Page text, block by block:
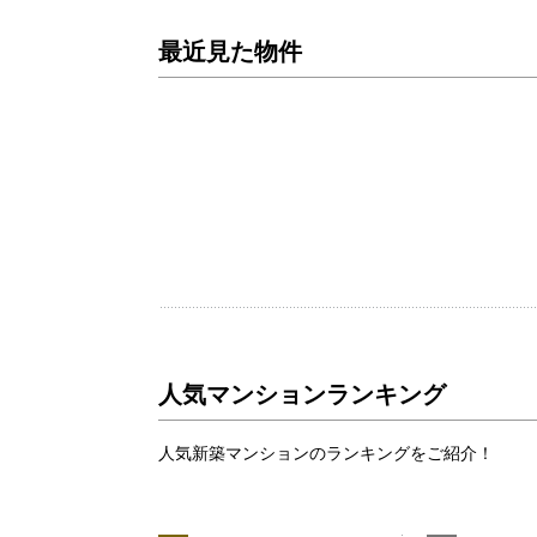
最近見た物件
人気マンションランキング
人気新築マンションのランキングをご紹介！